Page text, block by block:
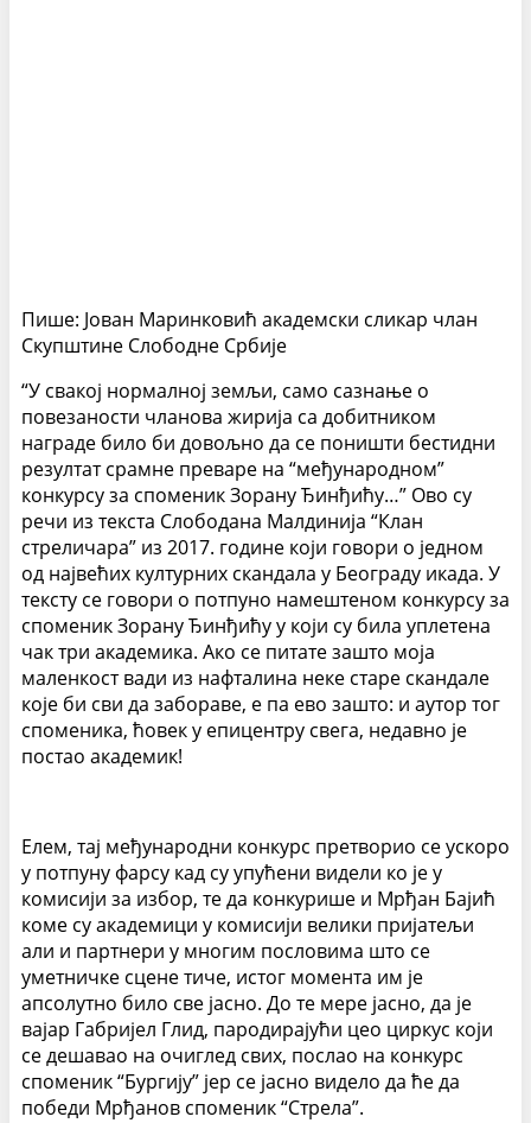
Пише: Јован Маринковић академски сликар члан
Скупштине Слободне Србије
“У свакој нормалној земљи, само сазнање о
повезаности чланова жирија са добитником
награде било би довољно да се поништи бестидни
резултат срамне преваре на “међународном”
конкурсу за споменик Зорану Ђинђићу…” Ово су
речи из текста Слободана Малдинија “Клан
стреличара” из 2017. године који говори о једном
од највећих културних скандала у Београду икада. У
тексту се говори о потпуно намештеном конкурсу за
споменик Зорану Ђинђићу у који су била уплетена
чак три академика. Ако се питате зашто моја
маленкост вади из нафталина неке старе скандале
које би сви да забораве, е па ево зашто: и аутор тог
споменика, ћовек у епицентру свега, недавно је
постао академик!
Елем, тај међународни конкурс претворио се ускоро
у потпуну фарсу кад су упућени видели ко је у
комисији за избор, те да конкурише и Мрђан Бајић
коме су академици у комисији велики пријатељи
али и партнери у многим пословима што се
уметничке сцене тиче, истог момента им је
апсолутно било све јасно. До те мере јасно, да је
вајар Габријел Глид, пародирајући цео циркус који
се дешавао на очиглед свих, послао на конкурс
споменик “Бургију” јер се јасно видело да ће да
победи Мрђанов споменик “Стрела”.